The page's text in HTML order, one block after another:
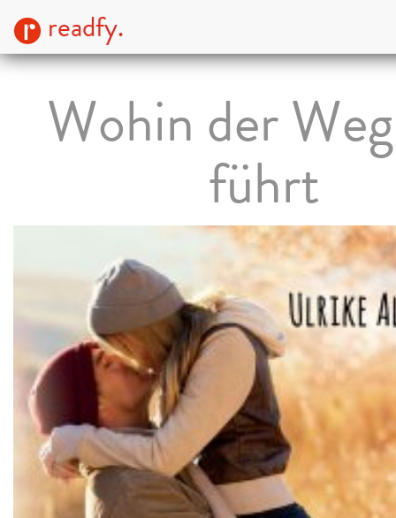
readfy.
Wohin der
führt